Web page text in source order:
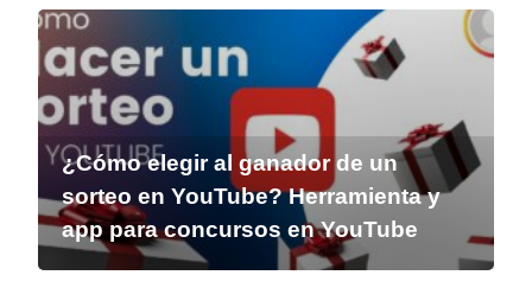
¿Cómo elegir al ganador de un
sorteo en YouTube? Herramienta y
app para concursos en YouTube